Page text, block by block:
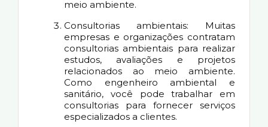
meio ambiente.
Consultorias ambientais: Muitas
empresas e organizações contratam
consultorias ambientais para realizar
estudos, avaliações e projetos
relacionados ao meio ambiente.
Como engenheiro ambiental e
sanitário, você pode trabalhar em
consultorias para fornecer serviços
especializados a clientes.